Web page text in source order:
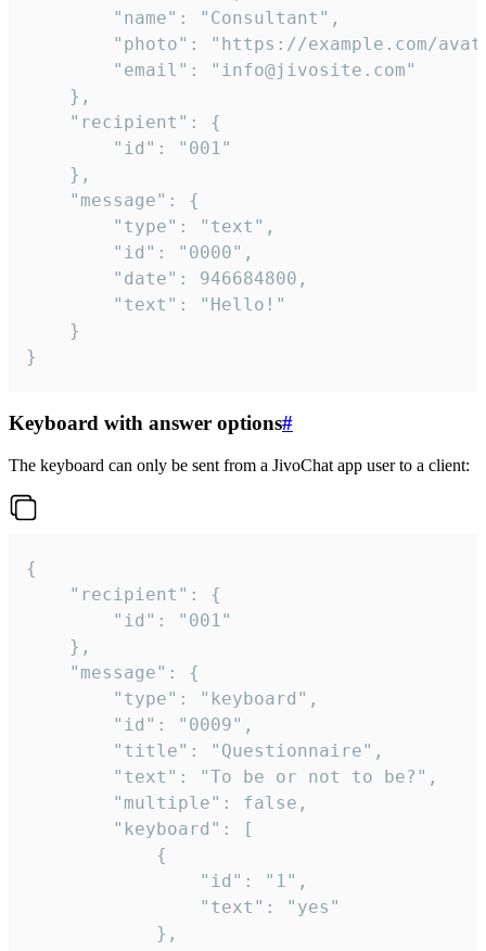
}
Keyboard with answer options#
The keyboard can only be sent from a JivoChat app user to a client:
{